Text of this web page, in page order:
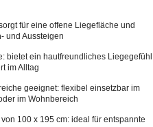
für eine offene Liegefläche und
und Aussteigen
bietet ein hautfreundliches Liegegefühl
im Alltag
geeignet: flexibel einsetzbar im
im Wohnbereich
100 x 195 cm: ideal für entspannte